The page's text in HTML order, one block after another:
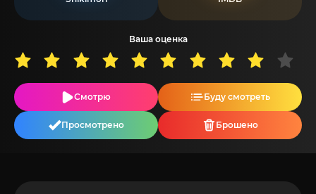
Ваша оценка
Смотрю Буду смотреть
Просмотрено Брошено